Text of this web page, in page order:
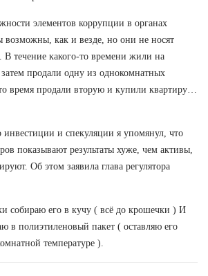
элементов коррупции в органах
возможны, как и везде, но они не носят
В течение какого-то времени жили на
продали одну из однокомнатных
время продали вторую и купили квартиру…
и спекуляции я упомянул, что
показывают результаты хуже, чем активы,
Об этом заявила глава регулятора
собираю его в кучу ( всё до крошечки ) И
в полиэтиленовый пакет ( оставляю его
температуре ).